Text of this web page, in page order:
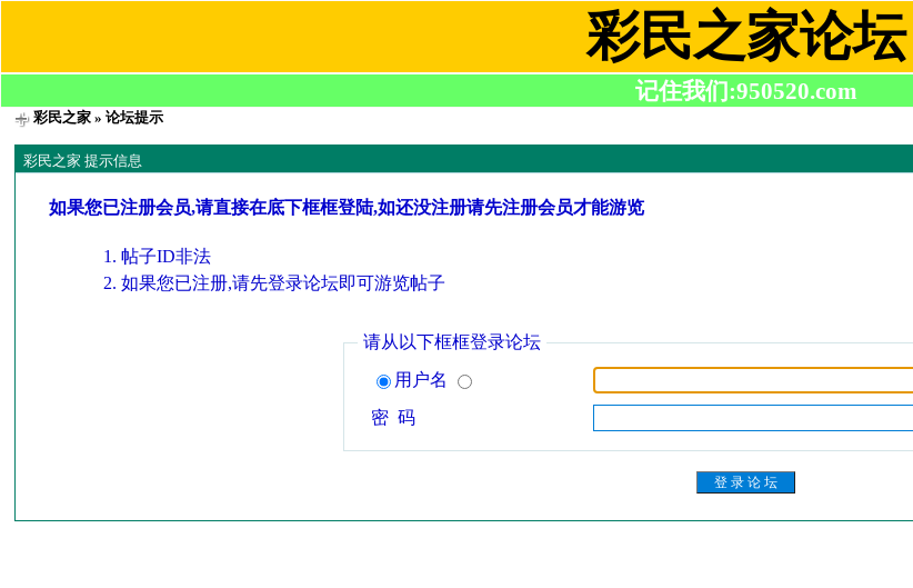
彩民之家论坛
记住我们:950520.com
彩民之家 » 论坛提示
彩民之家 提示信息
如果您已注册会员,请直接在底下框框登陆,如还没注册请先注册会员才能游览
帖子ID非法
如果您已注册,请先登录论坛即可游览帖子
请从以下框框登录论坛
用户名
密 码